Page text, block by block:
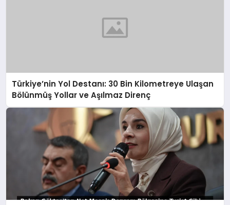
Türkiye’nin Yol Destanı: 30 Bin Kilometreye Ulaşan
Bölünmüş Yollar ve Aşılmaz Direnç